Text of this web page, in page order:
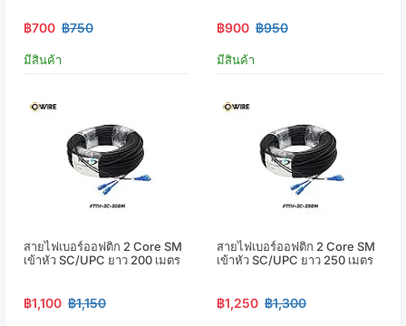
฿700 ฿750
มีสินค้า
฿900 ฿950
มีสินค้า
สายไฟเบอร์ออฟติก 2 Core SM
เข้าหัว SC/UPC ยาว 200 เมตร
฿1,100 ฿1,150
สายไฟเบอร์ออฟติก 2 Core SM
เข้าหัว SC/UPC ยาว 250 เมตร
฿1,250 ฿1,300